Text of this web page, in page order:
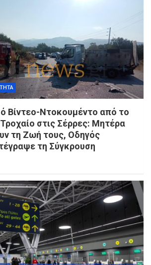
Βίντεο-Ντοκουμέντο από το
στις Σέρρες: Μητέρα
τη Ζωή τους, Οδηγός
τη Σύγκρουση